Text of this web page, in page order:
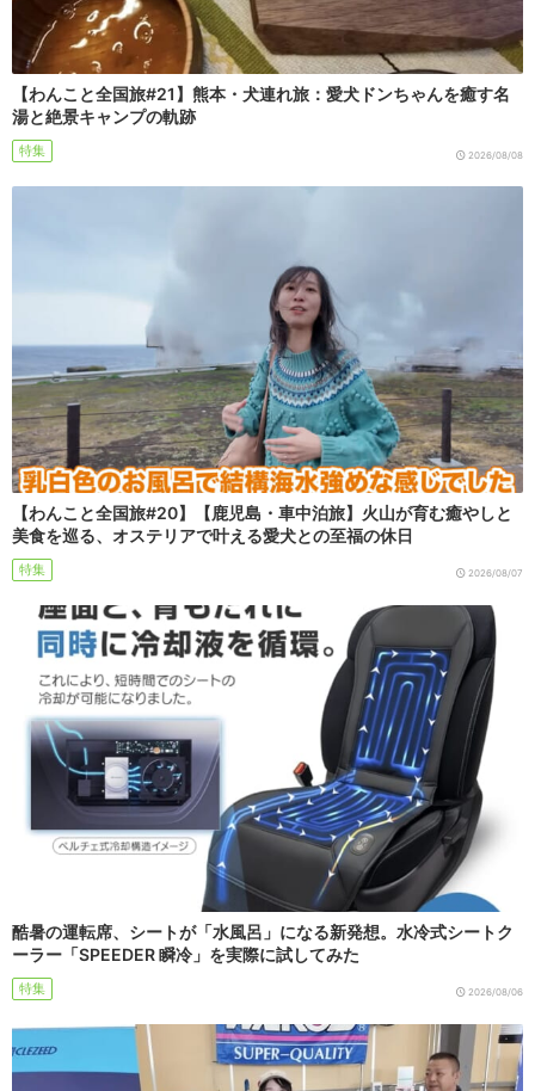
【わんこと全国旅#21】熊本・犬連れ旅：愛犬ドンちゃんを癒す名
湯と絶景キャンプの軌跡
特集 2026/08/08
【わんこと全国旅#20】【鹿児島・車中泊旅】火山が育む癒やしと
美食を巡る、オステリアで叶える愛犬との至福の休日
特集 2026/08/07
酷暑の運転席、シートが「水風呂」になる新発想。水冷式シートク
ーラー「SPEEDER 瞬冷」を実際に試してみた
特集 2026/08/06